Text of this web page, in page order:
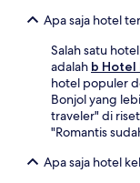
Apa saja hotel
Salah satu
adalah b Hotel
hotel populer
Bonjol yang
traveler" di
"Romantis
Apa saja hotel